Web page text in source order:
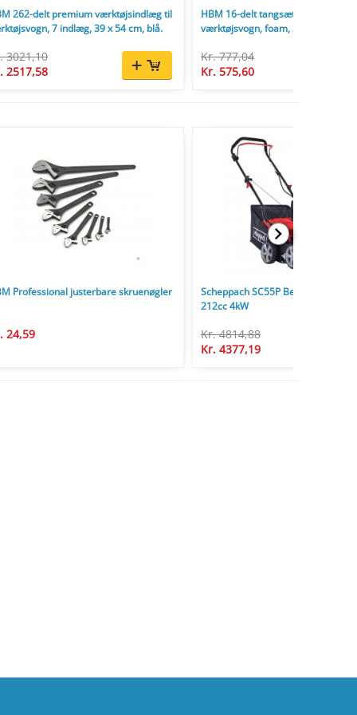
262-delt premium værktøjsindlæg til
7 indlæg, 39 x 54 cm, blå.
3021,10
2517,58
HBM 16-delt tangsæt foam inlay til
værktøjsvogn, foam, 39,5 x 54 x
Kr. 777,04
Kr. 575,60
Professional justerbare skruenøgler
24,59
Scheppach SC55P Benzin
212cc 4kW
Kr. 4814,88
Kr. 4377,19